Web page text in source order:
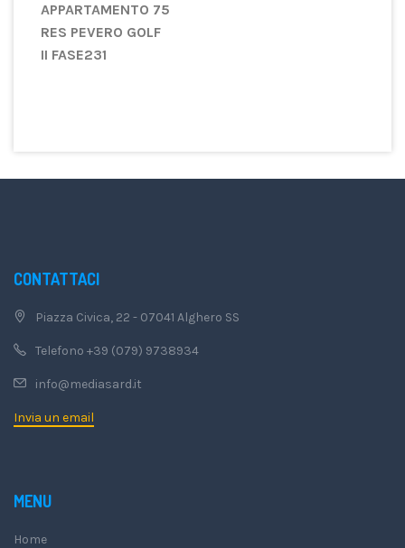
APPARTAMENTO 75
RES PEVERO GOLF
II FASE231
CONTATTACI
Piazza Civica, 22 - 07041 Alghero SS
Telefono +39 (079) 9738934
info@mediasard.it
Invia un email
MENU
Home